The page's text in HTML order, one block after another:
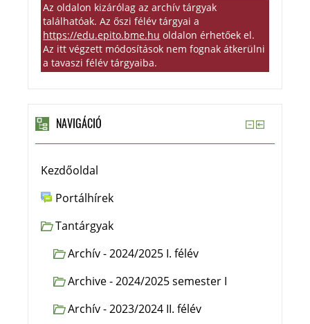
Az oldalon kizárólag az archív tárgyak
találhatóak. Az őszi félév tárgyai a
https://edu.epito.bme.hu oldalon érhetőek el.
Az itt végzett módosítások nem fognak átkerülni
a tavaszi félév tárgyaiba.
NAVIGÁCIÓ
Kezdőoldal
Portálhírek
Tantárgyak
Archív - 2024/2025 I. félév
Archive - 2024/2025 semester I
Archív - 2023/2024 II. félév